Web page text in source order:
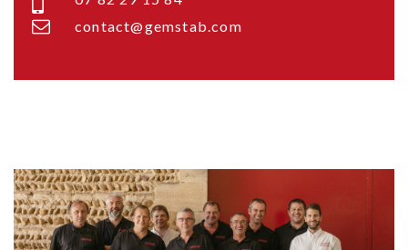
contact@gemstab.com